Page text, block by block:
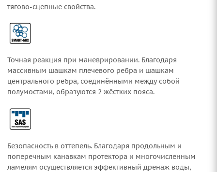
тягово-сцепные свойства.
Точная реакция при маневрировании. Благодаря
массивным шашкам плечевого ребра и шашкам
центрального ребра, соединёнными между собой
полумостами, образуются 2 жёстких пояса.
Безопасность в оттепель. Благодаря продольным и
поперечным канавкам протектора и многочисленным
ламелям осуществляется эффективный дренаж воды,